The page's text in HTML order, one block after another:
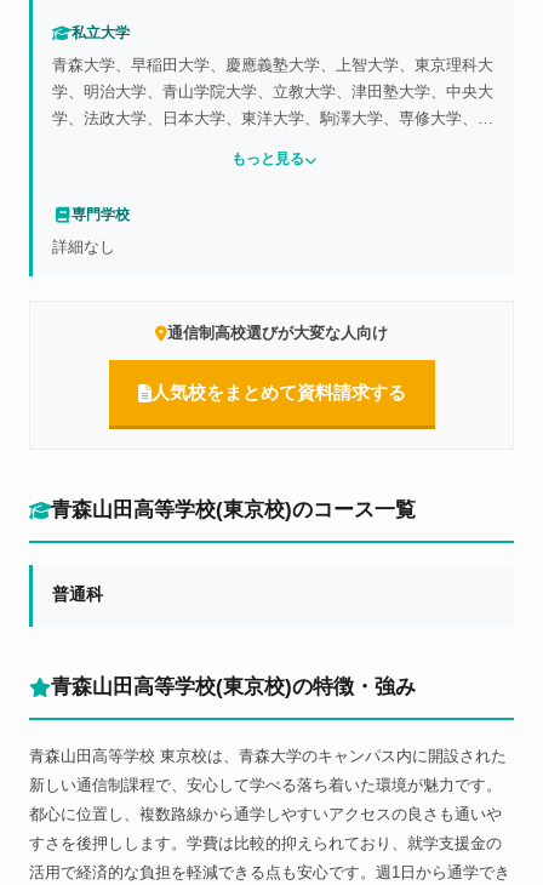
学、防衛医科大学校、防衛大学校
私立大学
青森大学、早稲田大学、慶應義塾大学、上智大学、東京理科大
学、明治大学、青山学院大学、立教大学、津田塾大学、中央大
学、法政大学、日本大学、東洋大学、駒澤大学、専修大学、同
堂大学、東京歯科大学、東京女子大学、東京農業大学、金沢医
際大学、函館大学、北海学園大学、北海道医療大学、仙台大
学、東北学院大学、東北福祉大学、東北薬科大学、富士大学、
学、芝浦工業大学、淑徳大学、城西大学、城西国際大学、尚美
学園大学、昭和女子大学、駿河台大学、成城大学、成蹊大学、
大東文化大学、高千穂大学、玉川大学、千葉工業大学、千葉商
大学、日本体育大学、白鴎大学、佛教大学、文教大学、文京学
院大学、平成国際大学、武蔵野音楽大学、明海大学、明治学院
西国際大学、京都橘大学、摂南大学、中京大学、京都芸術大学
もっと見る
専門学校
詳細なし
通信制高校選びが大変な人向け
人気校をまとめて資料請求する
青森山田高等学校(東京校)のコース一覧
普通科
青森山田高等学校(東京校)の特徴・強み
青森山田高等学校 東京校は、青森大学のキャンパス内に開設された
新しい通信制課程で、安心して学べる落ち着いた環境が魅力です。
都心に位置し、複数路線から通学しやすいアクセスの良さも通いや
すさを後押しします。学費は比較的抑えられており、就学支援金の
活用で経済的な負担を軽減できる点も安心です。週1日から通学でき